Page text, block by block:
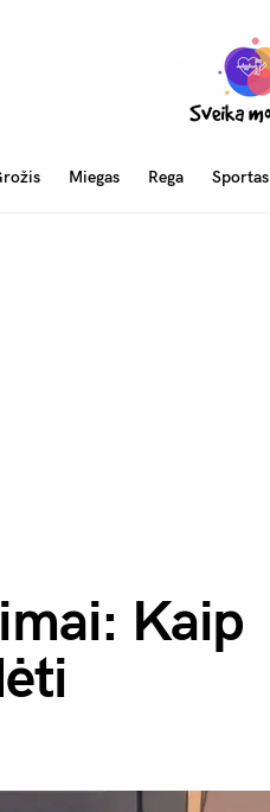
Miegas Rega Sportas
Kaip